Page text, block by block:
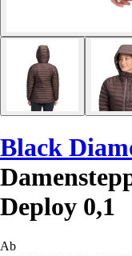
Black
Deploy 0,1
Ab